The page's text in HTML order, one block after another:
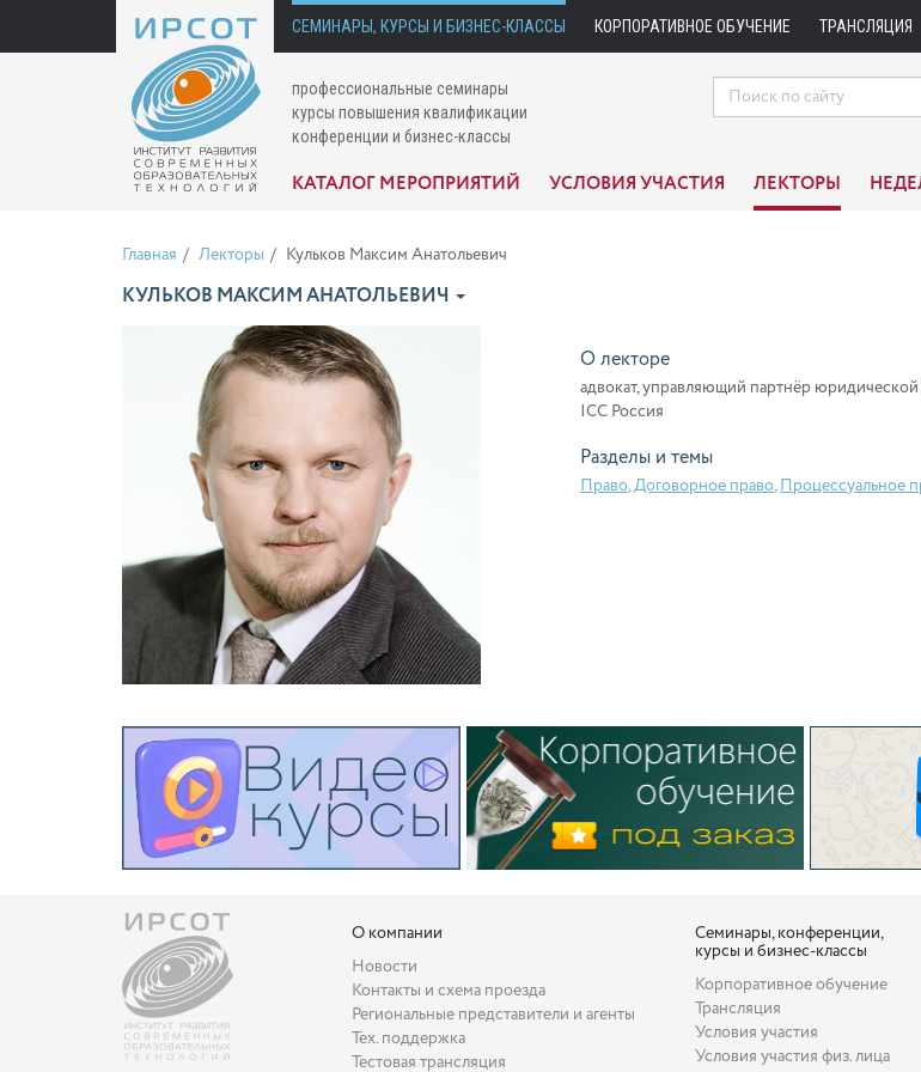
СЕМИНАРЫ, КУРСЫ И БИЗНЕС-КЛАССЫ КОРПОРАТИВНОЕ ОБУЧЕНИЕ ТРАНСЛЯЦИЯ
профессиональные семинары
курсы повышения квалификации
конференции и бизнес-классы
КАТАЛОГ МЕРОПРИЯТИЙ УСЛОВИЯ УЧАСТИЯ ЛЕКТОРЫ
Главная Лекторы Кульков Максим Анатольевич
КУЛЬКОВ МАКСИМ АНАТОЛЬЕВИЧ
О лекторе
адвокат, управляющий партнёр
ICC Россия
Разделы и темы
Право,Договорное право,Процессуальное
О компании
Новости
Контакты и схема проезда
Региональные представители и агенты
Тех. поддержка
Тестовая трансляция
Семинары, конференции,
курсы и бизнес-классы
Корпоративное обучение
Трансляция
Условия участия
Условия участия физ. лица